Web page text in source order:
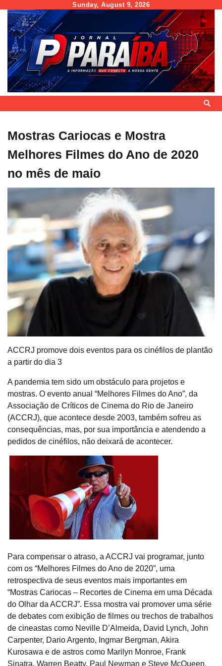
content
Sunday, August 9, 2026
Mostras Cariocas e Mostra
Melhores Filmes do Ano de 2020
no mês de maio
ACCRJ promove dois eventos para os cinéfilos de plantão
a partir do dia 3
A pandemia tem sido um obstáculo para projetos e
mostras. O evento anual “Melhores Filmes do Ano”, da
Associação de Críticos de Cinema do Rio de Janeiro
(ACCRJ), que acontece desde 2003, também sofreu as
consequências, mas, por sua importância e atendendo a
pedidos de cinéfilos, não deixará de acontecer.
Para compensar o atraso, a ACCRJ vai programar, junto
com os “Melhores Filmes do Ano de 2020”, uma
retrospectiva de seus eventos mais importantes em
“Mostras Cariocas – Recortes de Cinema em uma Década
do Olhar da ACCRJ”. Essa mostra vai promover uma série
de debates com exibição de filmes ou trechos de trabalhos
de cineastas como Neville D’Almeida, David Lynch, John
Carpenter, Dario Argento, Ingmar Bergman, Akira
Kurosawa e de astros como Marilyn Monroe, Frank
Sinatra, Warren Beatty, Paul Newman e Steve McQueen,